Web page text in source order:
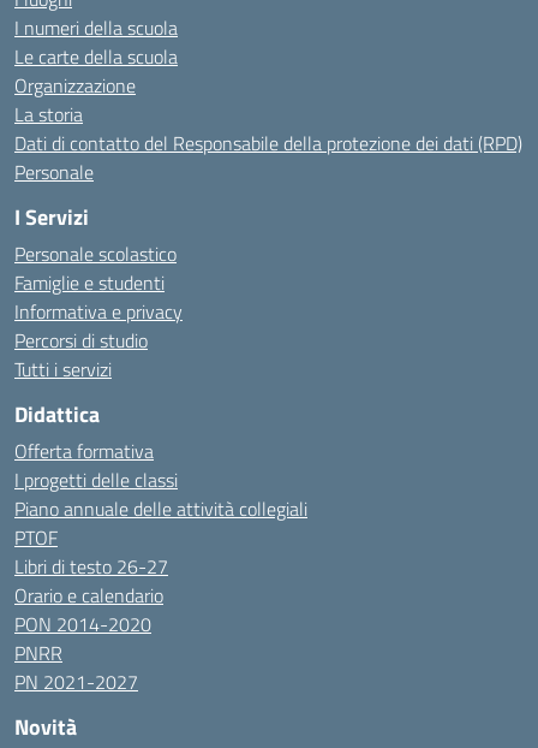
I numeri della scuola
Le carte della scuola
Organizzazione
La storia
Dati di contatto del Responsabile della protezione dei dati (RPD)
Personale
I Servizi
Personale scolastico
Famiglie e studenti
Informativa e privacy
Percorsi di studio
Tutti i servizi
Didattica
Offerta formativa
I progetti delle classi
Piano annuale delle attività collegiali
PTOF
Libri di testo 26-27
Orario e calendario
PON 2014-2020
PNRR
PN 2021-2027
Novità